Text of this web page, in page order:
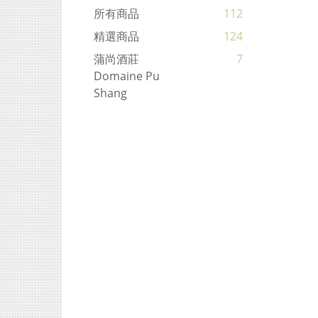
所有商品
112
精選商品
124
蒲尚酒莊
Domaine Pu
Shang
7